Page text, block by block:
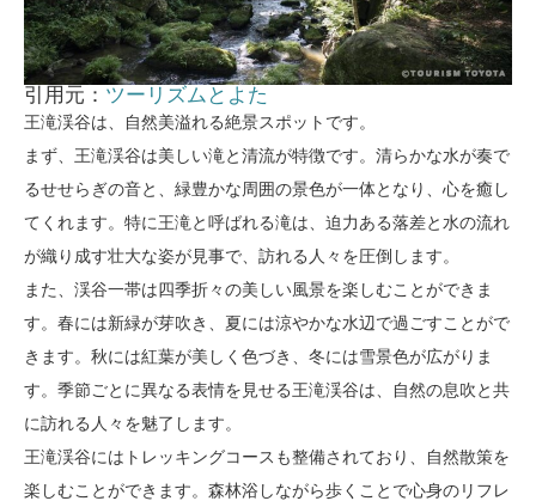
引用元： ツーリズムとよた
王滝渓谷は、自然美溢れる絶景スポットです。
まず、王滝渓谷は美しい滝と清流が特徴です。清らかな水が奏で
るせせらぎの音と、緑豊かな周囲の景色が一体となり、心を癒し
てくれます。特に王滝と呼ばれる滝は、迫力ある落差と水の流れ
が織り成す壮大な姿が見事で、訪れる人々を圧倒します。
また、渓谷一帯は四季折々の美しい風景を楽しむことができま
す。春には新緑が芽吹き、夏には涼やかな水辺で過ごすことがで
きます。秋には紅葉が美しく色づき、冬には雪景色が広がりま
す。季節ごとに異なる表情を見せる王滝渓谷は、自然の息吹と共
に訪れる人々を魅了します。
王滝渓谷にはトレッキングコースも整備されており、自然散策を
楽しむことができます。森林浴しながら歩くことで心身のリフレ